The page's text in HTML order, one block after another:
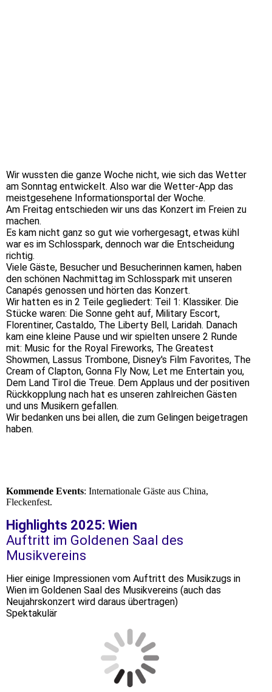
Wir wussten die ganze Woche nicht, wie sich das Wetter
am Sonntag entwickelt. Also war die Wetter-App das
meistgesehene Informationsportal der Woche.
Am Freitag entschieden wir uns das Konzert im Freien zu
machen.
Es kam nicht ganz so gut wie vorhergesagt, etwas kühl
war es im Schlosspark, dennoch war die Entscheidung
richtig.
Viele Gäste, Besucher und Besucherinnen kamen, haben
den schönen Nachmittag im Schlosspark mit unseren
Canapés genossen und hörten das Konzert.
Wir hatten es in 2 Teile gegliedert: Teil 1: Klassiker. Die
Stücke waren: Die Sonne geht auf, Military Escort,
Florentiner, Castaldo, The Liberty Bell, Laridah. Danach
kam eine kleine Pause und wir spielten unsere 2 Runde
mit: Music for the Royal Fireworks, The Greatest
Showmen, Lassus Trombone, Disney's Film Favorites, The
Cream of Clapton, Gonna Fly Now, Let me Entertain you,
Dem Land Tirol die Treue. Dem Applaus und der positiven
Rückkopplung nach hat es unseren zahlreichen Gästen
und uns Musikern gefallen.
Wir bedanken uns bei allen, die zum Gelingen beigetragen
haben.
Kommende Events: Internationale Gäste aus China,
Fleckenfest.
Highlights 2025: Wien
Auftritt im Goldenen Saal des
Musikvereins
Hier einige Impressionen vom Auftritt des Musikzugs in
Wien im Goldenen Saal des Musikvereins (auch das
Neujahrskonzert wird daraus übertragen)
Spektakulär